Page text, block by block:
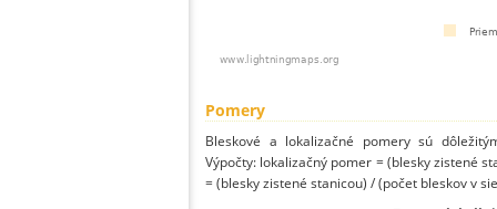
Pomery
Bleskové a lokalizačné pomery sú
Výpočty: lokalizačný pomer = (blesky zistené
= (blesky zistené stanicou) / (počet bleskov v